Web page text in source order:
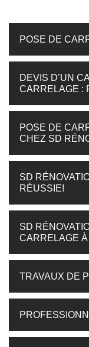
POSE DE
DEVIS D’UN
CARRELAGE :
POSE DE
CHEZ SD
SD
RÉUSSIE!
SD
CARRELAGE
TRAVAUX DE